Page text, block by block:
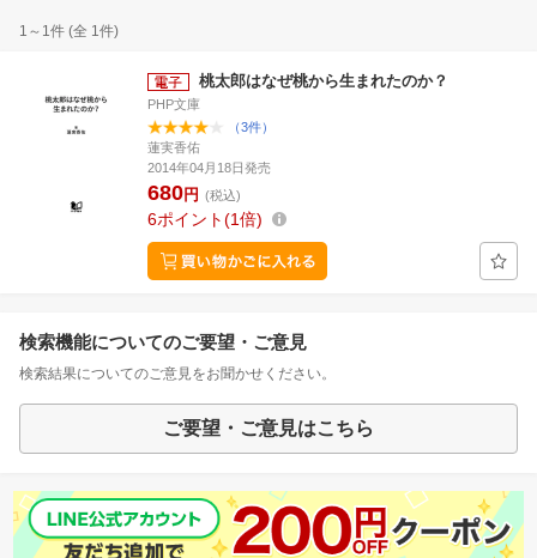
1～1件 (全 1件)
桃太郎はなぜ桃から生まれたのか？
PHP文庫
（3件）
蓮実香佑
2014年04月18日発売
680円 (税込)
6ポイント 1倍
検索機能についてのご要望・ご意見
検索結果についてのご意見をお聞かせください。
ご要望・ご意見はこちら